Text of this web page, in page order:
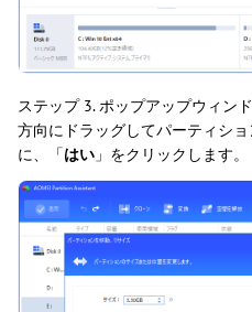
ステップ 3. ポップアップウィン
方向にドラッグしてパーティシ
に、「はい 」をクリックします。